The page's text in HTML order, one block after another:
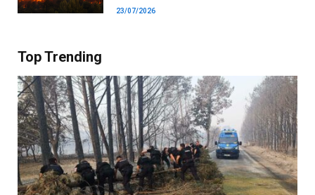
23/07/2026
Top Trending